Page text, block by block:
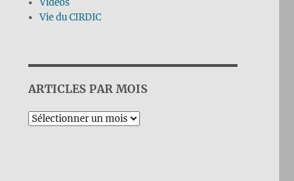
Vidéos
Vie du CIRDIC
ARTICLES PAR MOIS
Archives